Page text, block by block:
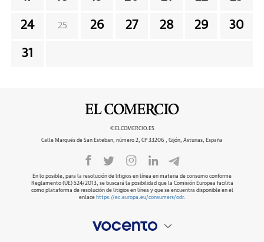
24 25 26 27 28 29 30
31
©ELCOMERCIO.ES
Calle Marqués de San Esteban, número 2, CP 33206 , Gijón, Asturias, España
En lo posible, para la resolución de litigios en línea en materia de consumo conforme
Reglamento (UE) 524/2013, se buscará la posibilidad que la Comisión Europea facilita
como plataforma de resolución de litigios en línea y que se encuentra disponible en el
enlace https://ec.europa.eu/consumers/odr.